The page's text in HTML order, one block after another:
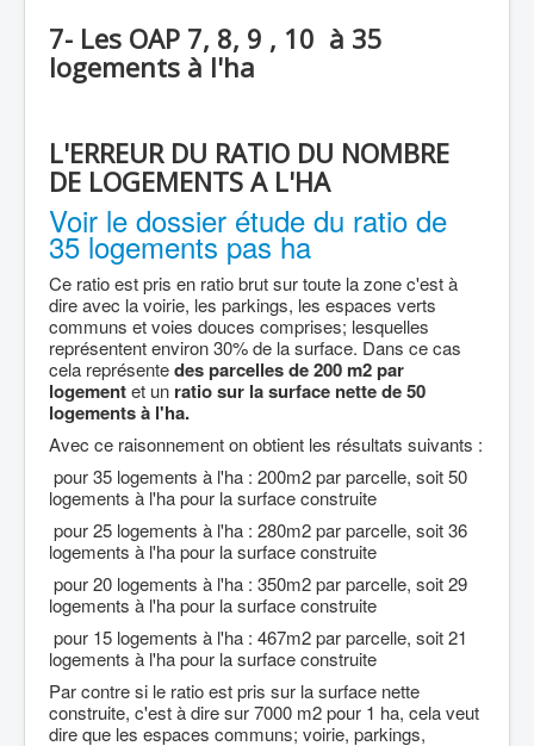
7- Les OAP 7, 8, 9 , 10 à 35
logements à l'ha
L'ERREUR DU RATIO DU NOMBRE
DE LOGEMENTS A L'HA
Voir le dossier étude du ratio de
35 logements pas ha
Ce ratio est pris en ratio brut sur toute la zone c'est à
dire avec la voirie, les parkings, les espaces verts
communs et voies douces comprises; lesquelles
représentent environ 30% de la surface. Dans ce cas
cela représentedes parcelles de 200 m2 par
logementet un ratio sur la surface nette de 50
logements à l'ha.
Avec ce raisonnement on obtient les résultats suivants :
pour 35 logements à l'ha : 200m2 par parcelle, soit 50
logements à l'ha pour la surface construite
pour 25 logements à l'ha : 280m2 par parcelle, soit 36
logements à l'ha pour la surface construite
pour 20 logements à l'ha : 350m2 par parcelle, soit 29
logements à l'ha pour la surface construite
pour 15 logements à l'ha : 467m2 par parcelle, soit 21
logements à l'ha pour la surface construite
Par contre si le ratio est pris sur la surface nette
construite, c'est à dire sur 7000 m2 pour 1 ha, cela veut
dire que les espaces communs; voirie, parkings,